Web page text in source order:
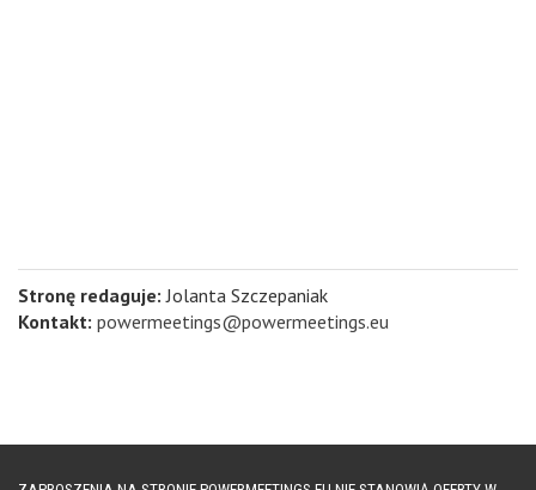
Stronę redaguje: Jolanta Szczepaniak
Kontakt: powermeetings@powermeetings.eu